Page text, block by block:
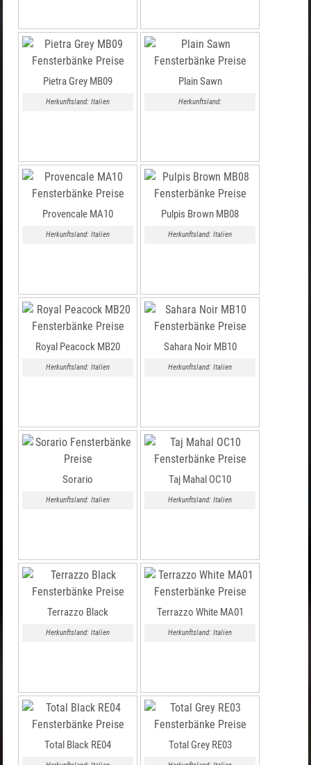
Pietra Grey MB09
Herkunftsland: Italien
Plain Sawn
Herkunftsland:
Provencale MA10
Herkunftsland: Italien
Pulpis Brown MB08
Herkunftsland: Italien
Royal Peacock MB20
Herkunftsland: Italien
Sahara Noir MB10
Herkunftsland: Italien
Sorario
Herkunftsland: Italien
Taj Mahal OC10
Herkunftsland: Italien
Terrazzo Black
Herkunftsland: Italien
Terrazzo White MA01
Herkunftsland: Italien
Total Black RE04 Total Grey RE03